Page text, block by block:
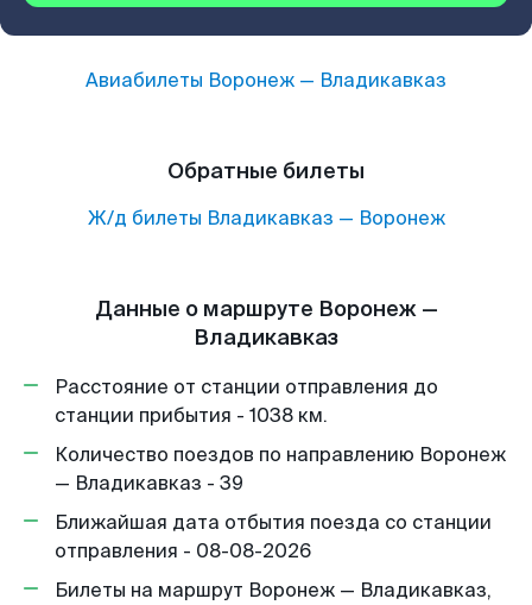
Авиабилеты Воронеж — Владикавказ
Обратные билеты
Ж/д билеты Владикавказ — Воронеж
Данные о маршруте Воронеж —
Владикавказ
Расстояние от станции отправления до
станции прибытия - 1038 км.
Количество поездов по направлению Воронеж
— Владикавказ - 39
Ближайшая дата отбытия поезда со станции
отправления - 08-08-2026
Билеты на маршрут Воронеж — Владикавказ,